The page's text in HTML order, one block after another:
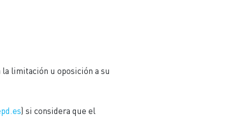
limitación u oposición a su
) si considera que el